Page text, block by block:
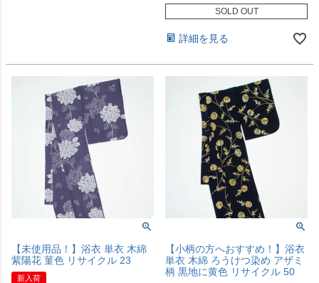
SOLD OUT
詳細を見る
【未使用品！】浴衣 単衣 木綿
紫陽花 菫色 リサイクル 23
新入荷
【小柄の方へおすすめ！】浴衣
単衣 木綿 ろうけつ染め アザミ
柄 黒地に黄色 リサイクル 50